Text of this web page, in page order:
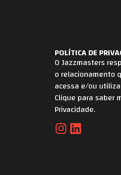
POLÍTICA DE
O Jazzmasters
o relacionamento
acessa e/ou
Clique para saber
Privacidade.